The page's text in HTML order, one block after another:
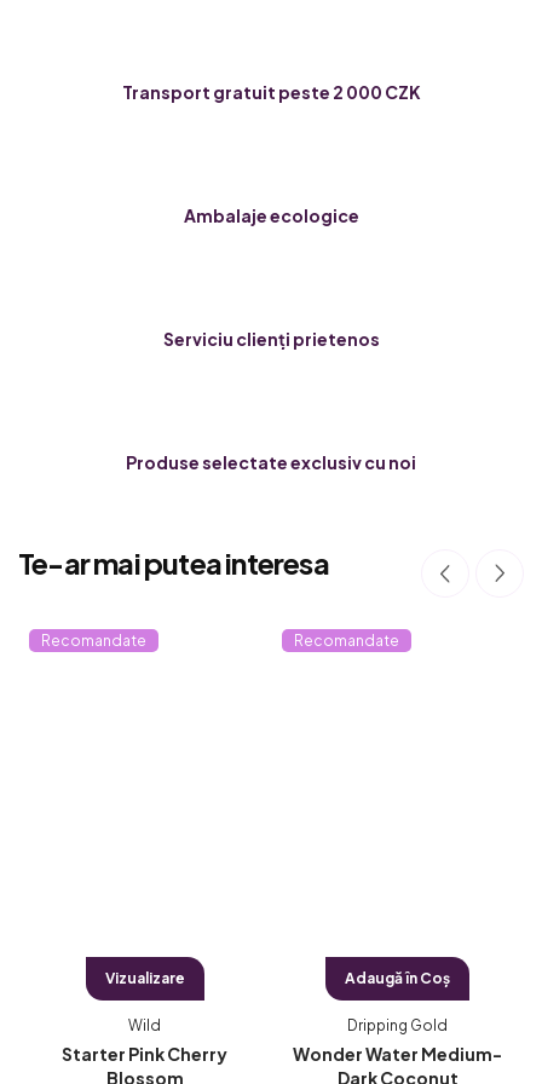
Transport gratuit peste 2 000 CZK
Ambalaje ecologice
Serviciu clienți prietenos
Produse selectate exclusiv cu noi
Te-ar mai putea interesa
Recomandate
Starter Pink Cherry
Blossom
Wild
Vizualizare
Recomandate
Wonder Water Medium-
Dark Coconut
Dripping Gold
Adaugă în Coş